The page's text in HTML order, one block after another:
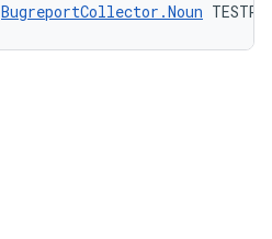
BugreportCollector.Noun